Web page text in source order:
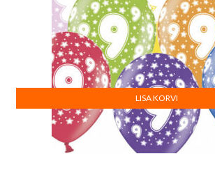
LISA KORVI